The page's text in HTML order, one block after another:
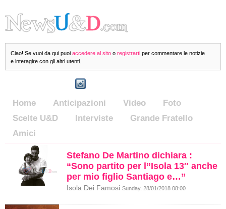
Ciao! Se vuoi da qui puoi accedere al sito o registrarti per commentare le notizie
e interagire con gli altri utenti.
Home Anticipazioni Video
Foto
Scelte U&D
Interviste
Grande Fratello
Amici
Stefano De Martino dichiara :
“Sono partito per l”Isola 13″ anche
per mio figlio Santiago e…”
Isola Dei Famosi Sunday, 28/01/2018 08:00